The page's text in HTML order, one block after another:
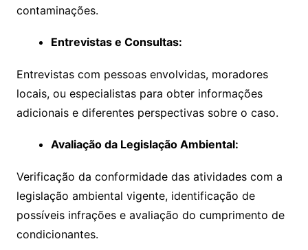
contaminações.
Entrevistas e Consultas:
Entrevistas com pessoas envolvidas, moradores
locais, ou especialistas para obter informações
adicionais e diferentes perspectivas sobre o caso.
Avaliação da Legislação Ambiental:
Verificação da conformidade das atividades com a
legislação ambiental vigente, identificação de
possíveis infrações e avaliação do cumprimento de
condicionantes.